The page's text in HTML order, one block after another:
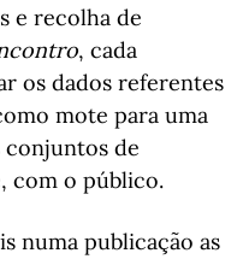
e recolha de
, cada
os dados referentes
mote para uma
conjuntos de
com o público.
numa publicação as